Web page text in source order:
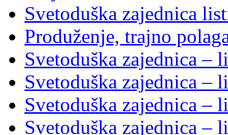
Svetoduška zajednica
Produženje, trajno
Svetoduška zajednica –
Svetoduška zajednica –
Svetoduška zajednica –
Svetoduška zajednica –